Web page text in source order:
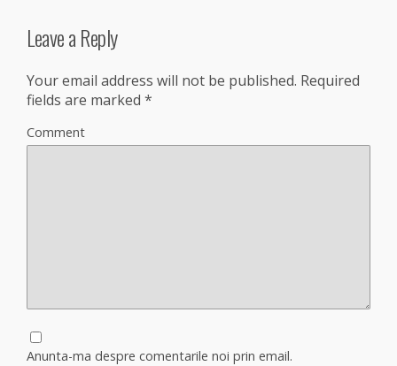
Leave a Reply
Your email address will not be published. Required
fields are marked *
Comment
Anunta-ma despre comentarile noi prin email.